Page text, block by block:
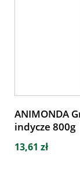
ANIMONDA
indycze 800g
13,61 zł